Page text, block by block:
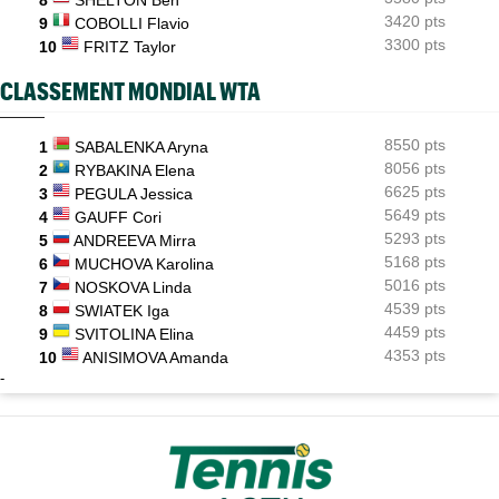
9
COBOLLI Flavio
3420 pts
10
FRITZ Taylor 3300 pts
CLASSEMENT MONDIAL WTA
1 SABALENKA Aryna
8550 pts
2
RYBAKINA Elena
8056 pts
3
PEGULA Jessica
6625 pts
4
GAUFF Cori
5649 pts
5
ANDREEVA Mirra
5293 pts
6
MUCHOVA Karolina
5168 pts
7
NOSKOVA Linda
5016 pts
8
SWIATEK Iga
4539 pts
9
SVITOLINA Elina
4459 pts
10
ANISIMOVA Amanda 4353 pts
-